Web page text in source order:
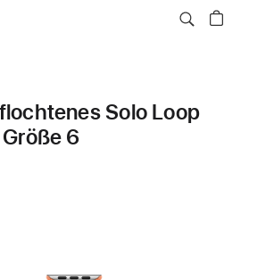
Solo Loop
6